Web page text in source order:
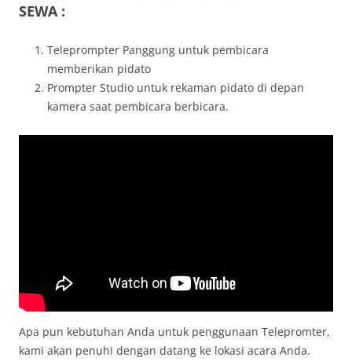
SEWA :
Teleprompter Panggung untuk pembicara
memberikan pidato
Prompter Studio untuk rekaman pidato di depan
kamera saat pembicara berbicara.
Apa pun kebutuhan Anda untuk penggunaan Telepromter,
kami akan penuhi dengan datang ke lokasi acara Anda.